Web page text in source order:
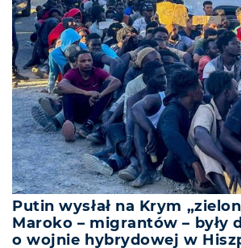
Putin wysłał na Krym
Maroko – migrantów – były
o wojnie hybrydowej w